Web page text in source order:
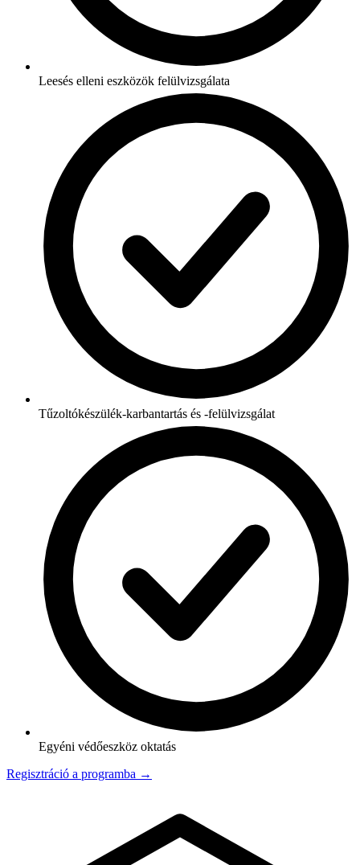
Leesés elleni eszközök felülvizsgálata
Tűzoltókészülék-karbantartás és -felülvizsgálat
Egyéni védőeszköz oktatás
Regisztráció a programba →